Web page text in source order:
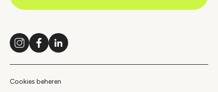
InstagramFacebookLinkedIn
Cookies beheren